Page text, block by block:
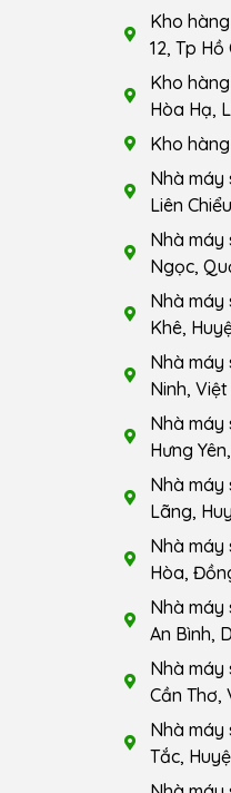
Kho
12, Tp Hồ
Kho
Hòa Hạ,
Kho
Nhà máy
Liên
Nhà máy
Ngọc,
Nhà máy
Khê,
Nhà máy
Ninh,
Nhà máy
Hưng
Nhà máy
Lãng,
Nhà máy
Hòa,
Nhà máy
An Bình,
Nhà máy
Cần Thơ,
Nhà máy
Tắc,